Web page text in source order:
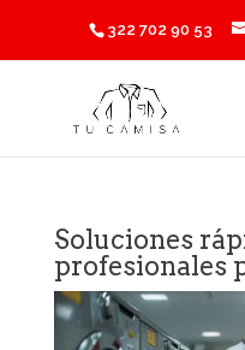
322 702 90 53
Soluciones
profesionales